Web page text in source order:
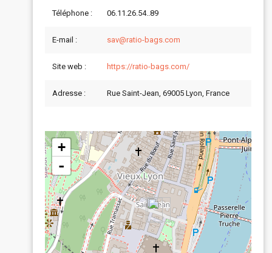
Téléphone : 06.11.26.54..89
E-mail : sav@ratio-bags.com
Site web : https://ratio-bags.com/
Adresse : Rue Saint-Jean, 69005 Lyon, France
+
-